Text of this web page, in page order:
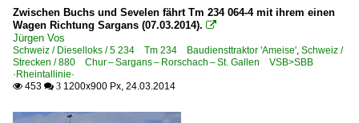
Zwischen Buchs und Sevelen fährt Tm 234 064-4 mit ihrem einen
Wagen Richtung Sargans (07.03.2014). 
Jürgen Vos
Schweiz / Dieselloks / 5 234 Tm 234 Baudiensttraktor 'Ameise' Schweiz /
Strecken / 880 Chur – Sargans – Rorschach – St. Gallen VSB>SBB
·Rheintallinie·
 453  3 1200x900 Px, 24.03.2014